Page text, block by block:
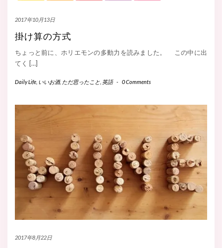
2017年10月13日
掛け算の方式
ちょっと前に、ホリエモンの多動力を読みました。 この中に出
てく […]
Daily Life いいお酒, ただ思ったこと 英語 - 0 Comments
2017年8月22日